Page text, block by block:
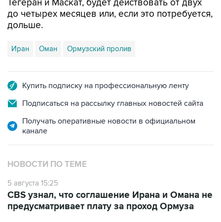
Тегеран и Маскат, будет действовать от двух
до четырех месяцев или, если это потребуется,
дольше.
Иран Оман Ормузский пролив
Купить подписку на профессиональную ленту
Подписаться на рассылку главных новостей сайта
Получать оперативные новости в официальном
канале
НОВОСТИ ПО ТЕМЕ
5 августа 15:25
CBS узнал, что соглашение Ирана и Омана не
предусматривает плату за проход Ормуза